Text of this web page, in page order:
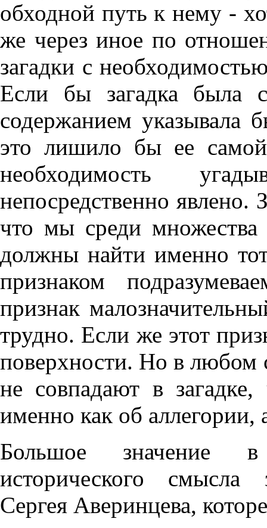
обходной путь к нему -
же через иное по
загадки с
Если бы загадка была
содержанием указывала
это лишило бы ее
необходимость
непосредственно явлено.
что мы среди множества
должны найти именно
признаком
признак
трудно. Если же этот
поверхности. Но в любом
не совпадают в
именно как об аллегории,
Большое значение в
исторического смысла
Сергея Аверинцева,